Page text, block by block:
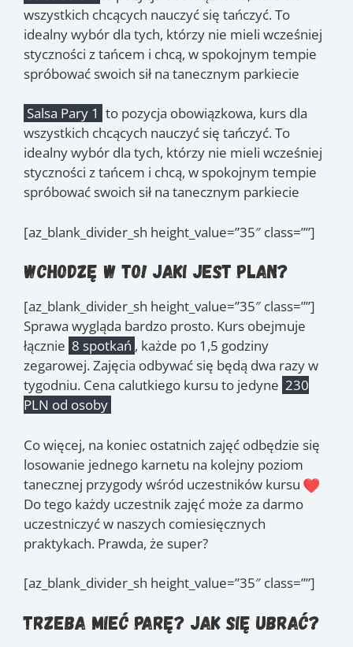
Zajęcia
6.07
(czw.) , 13.07 (czw.) , 20.07 (czw.),
27.07 (czw.) , 3.08 (czw.) , 10.08 (czw.)
17.08
(czw.) , 24.08(czw.)
wszystkich chcących nauczyć się tańczyć. To
idealny wybór dla tych, którzy nie mieli wcześniej
styczności z tańcem i chcą, w spokojnym tempie
spróbować swoich sił na tanecznym parkiecie
Salsa Pary 1 to pozycja obowiązkowa, kurs dla
wszystkich chcących nauczyć się tańczyć. To
idealny wybór dla tych, którzy nie mieli wcześniej
styczności z tańcem i chcą, w spokojnym tempie
spróbować swoich sił na tanecznym parkiecie
[az_blank_divider_sh height_value=”35″ class=””]
Wchodzę w to! Jaki jest plan?
[az_blank_divider_sh height_value=”35″ class=””]
Sprawa wygląda bardzo prosto. Kurs obejmuje
łącznie 8 spotkań , każde po 1,5 godziny
zegarowej. Zajęcia odbywać się będą dwa razy w
tygodniu. Cena calutkiego kursu to jedyne 230
PLN od osoby
Co więcej, na koniec ostatnich zajęć odbędzie się
losowanie jednego karnetu na kolejny poziom
tanecznej przygody wśród uczestników kursu
Do tego każdy uczestnik zajęć może za darmo
uczestniczyć w naszych comiesięcznych
praktykach. Prawda, że super?
[az_blank_divider_sh height_value=”35″ class=””]
Trzeba mieć parę? Jak się ubrać?